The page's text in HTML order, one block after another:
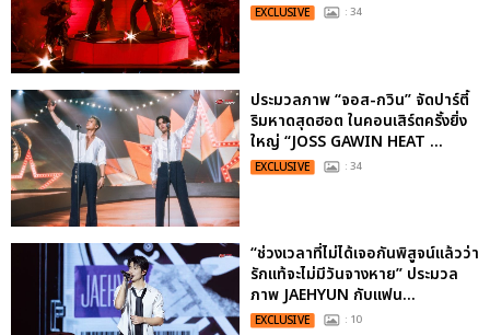
EXCLUSIVE : 34
ประมวลภาพ “จอส-กวิน” จัดปาร์ตี้
ริมหาดสุดฮอต ในคอนเสิร์ตครั้งยิ่ง
ใหญ่ “JOSS GAWIN HEAT ...
EXCLUSIVE : 34
“ช่วงเวลาที่ไม่ได้เจอกันพิสูจน์แล้วว่า
รักแท้จะไม่มีวันจางหาย” ประมวล
ภาพ JAEHYUN กับแฟน...
EXCLUSIVE : 10